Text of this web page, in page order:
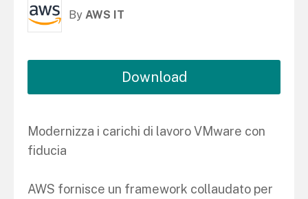
By AWS IT
Download
Modernizza i carichi di lavoro VMware con
fiducia
AWS fornisce un framework collaudato per